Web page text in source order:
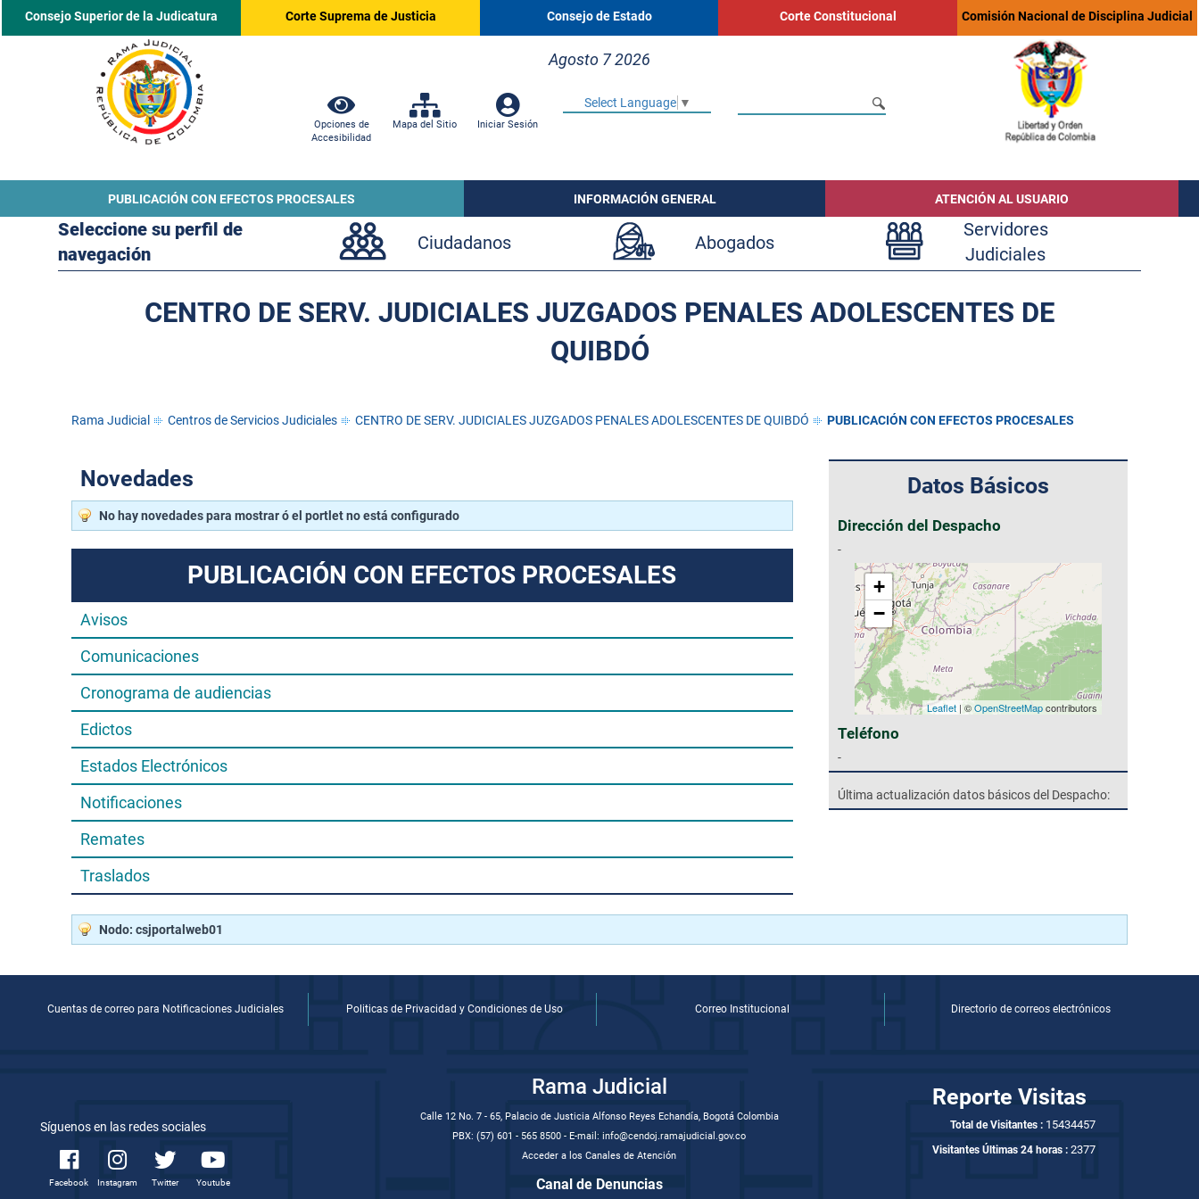
Consejo Superior de la Judicatura Corte Suprema de Justicia Consejo de Estado Corte Constitucional Comisión Nacional de Disciplina Judicial
Agosto 7 2026
Opciones de
Accesibilidad
Mapa del Sitio Iniciar Sesión
Select Language ▼
PUBLICACIÓN CON EFECTOS PROCESALES INFORMACIÓN GENERAL ATENCIÓN AL USUARIO
Seleccione su perfil de
navegación
Ciudadanos Abogados
Servidores
Judiciales
CENTRO DE SERV. JUDICIALES JUZGADOS PENALES ADOLESCENTES DE
QUIBDÓ
Rama Judicial Centros de Servicios Judiciales CENTRO DE SERV. JUDICIALES JUZGADOS PENALES ADOLESCENTES DE QUIBDÓ PUBLICACIÓN CON EFECTOS PROCESALES
Novedades
No hay novedades para mostrar ó el portlet no está configurado
PUBLICACIÓN CON EFECTOS PROCESALES
Avisos
Comunicaciones
Cronograma de audiencias
Edictos
Estados Electrónicos
Notificaciones
Remates
Traslados
Datos Básicos
Dirección del Despacho
-
+
−
Leaflet | ©OpenStreetMapcontributors
Teléfono
-
Última actualización datos básicos del Despacho:
Nodo: csjportalweb01
Cuentas de correo para Notificaciones Judiciales Politicas de Privacidad y Condiciones de Uso Correo Institucional Directorio de correos electrónicos
Síguenos en las redes sociales
Facebook Instagram Twitter Youtube
Rama Judicial
Calle 12 No. 7 - 65, Palacio de Justicia Alfonso Reyes Echandía, Bogotá Colombia
PBX: (57) 601 - 565 8500 - E-mail: info@cendoj.ramajudicial.gov.co
Acceder a los Canales de Atención
Canal de Denuncias
Reporte Visitas
Total de Visitantes : 15434457
Visitantes Últimas 24 horas : 2377